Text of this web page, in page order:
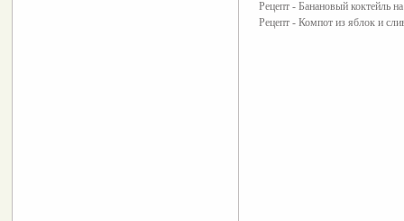
Рецепт - Банановый коктейль
Рецепт - Компот из яблок и